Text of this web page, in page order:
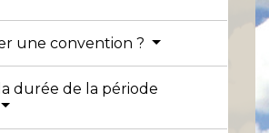
une convention ?
durée de la période